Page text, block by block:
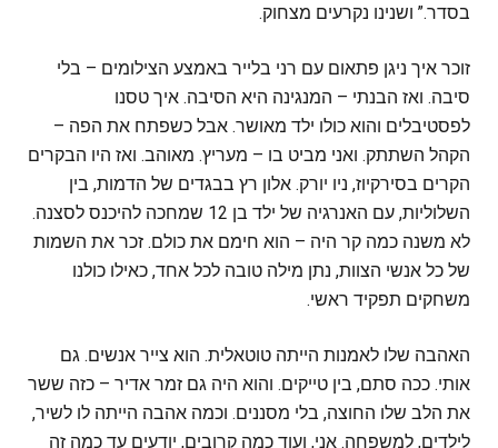
בסדר.” ושנינו נקרעים מצחוק.
זוכר איך ניגן פתאום עם רני בלייר באמצע הצילומים – בלי
סיבה. ואז הבנתי – המנגינה היא הסיבה. איך טסנו
לפסטיבלים והוא כולו ילד מאושר. אבל כשפתח את הפה –
הקהל השתתק. ואני מביט בו – מעריץ. מאוהב. ואז היו הבקרים
הקרים בסירקיוז, ניו יורק. אלון רץ בבגדים של הדמות, בין
השלוליות, עם האנרגיה של ילד בן 12 שמחכה להיכנס לסצנה.
לא משנה כמה קר היה – הוא חימם את כולם. זכר את השמות
של כל אנשי הצוות, נתן מילה טובה לכל אחד, כאילו כולנו
משחקים תפקיד ראשי.
האהבה שלו לאמנות הייתה טוטאלית. הוא צייר אנשים. גם
אותי. ככה סתם, בין טייקים. והוא היה גם זמר אדיר – כזה ששר
את הלב שלו החוצה, בלי מסננים. וכמה אהבה הייתה לו לשיר,
לילדים, למשפחה. אני, ועוד כמה קרובים, יודעים עד כמה זה